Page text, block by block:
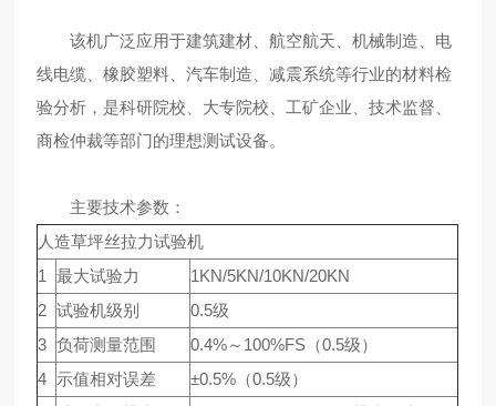
该机广泛应用于建筑建材、航空航天、机械制造、电
线电缆、橡胶塑料、汽车制造、减震系统等行业的材料检
验分析，是科研院校、大专院校、工矿企业、技术监督、
商检仲裁等部门的理想测试设备。
主要技术参数：
人造草坪丝拉力试验机
1
最大试验力
1KN/5KN/10KN/20KN
2 试验机级别
0.5级
3 负荷测量范围
0.4%～100%FS（0.5级）
4 示值相对误差
±0.5%（0.5级）